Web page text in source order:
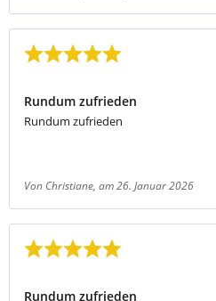
Rundum zufrieden
Rundum zufrieden
Von Christiane, am 26. Januar 2026
Rundum zufrieden